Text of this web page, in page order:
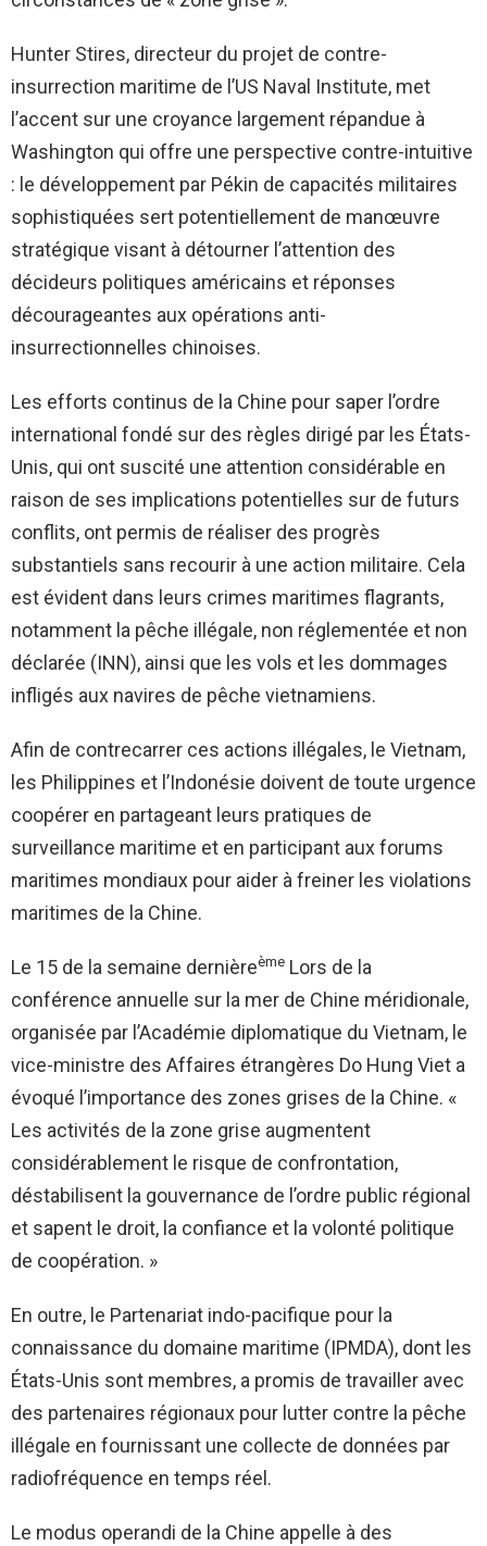
Hunter Stires, directeur du projet de contre-
insurrection maritime de l’US Naval Institute, met
l’accent sur une croyance largement répandue à
Washington qui offre une perspective contre-intuitive
: le développement par Pékin de capacités militaires
sophistiquées sert potentiellement de manœuvre
stratégique visant à détourner l’attention des
décideurs politiques américains et réponses
décourageantes aux opérations anti-
insurrectionnelles chinoises.
Les efforts continus de la Chine pour saper l’ordre
international fondé sur des règles dirigé par les États-
Unis, qui ont suscité une attention considérable en
raison de ses implications potentielles sur de futurs
conflits, ont permis de réaliser des progrès
substantiels sans recourir à une action militaire. Cela
est évident dans leurs crimes maritimes flagrants,
notamment la pêche illégale, non réglementée et non
déclarée (INN), ainsi que les vols et les dommages
infligés aux navires de pêche vietnamiens.
Afin de contrecarrer ces actions illégales, le Vietnam,
les Philippines et l’Indonésie doivent de toute urgence
coopérer en partageant leurs pratiques de
surveillance maritime et en participant aux forums
maritimes mondiaux pour aider à freiner les violations
maritimes de la Chine.
Le 15 de la semaine dernièreème Lors de la
conférence annuelle sur la mer de Chine méridionale,
organisée par l’Académie diplomatique du Vietnam, le
vice-ministre des Affaires étrangères Do Hung Viet a
évoqué l’importance des zones grises de la Chine. «
Les activités de la zone grise augmentent
considérablement le risque de confrontation,
déstabilisent la gouvernance de l’ordre public régional
et sapent le droit, la confiance et la volonté politique
de coopération. »
En outre, le Partenariat indo-pacifique pour la
connaissance du domaine maritime (IPMDA), dont les
États-Unis sont membres, a promis de travailler avec
des partenaires régionaux pour lutter contre la pêche
illégale en fournissant une collecte de données par
radiofréquence en temps réel.
Le modus operandi de la Chine appelle à des